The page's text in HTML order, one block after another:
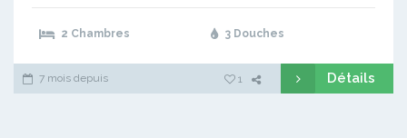
2 Chambres 3 Douches
7 mois depuis 1 Détails